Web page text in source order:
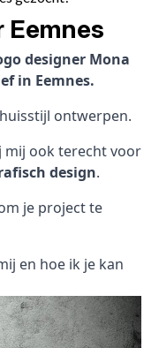
Eemnes
designer Mona
in Eemnes.
ontwerpen.
mij ook terecht voor
design.
je project te
en hoe ik je kan